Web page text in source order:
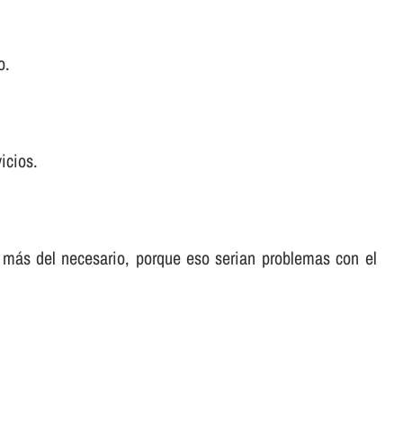
del necesario, porque eso serian problemas con el